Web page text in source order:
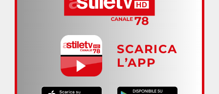
SCARICA
L’APP